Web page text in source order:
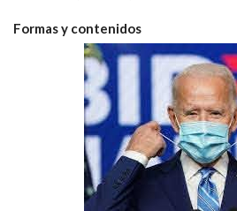
Formas y contenidos